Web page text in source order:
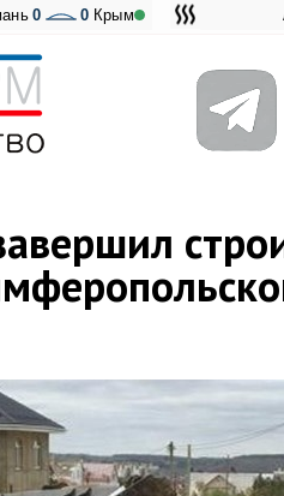
Ай-Петри:
0 0 Крым